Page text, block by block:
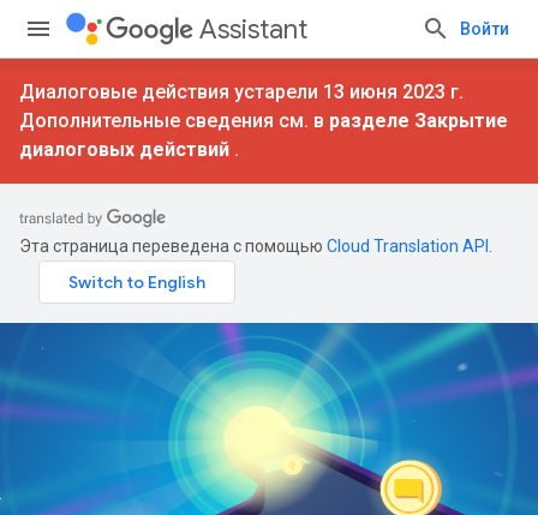
Assistant Войти
Диалоговые действия устарели 13 июня 2023 г.
Дополнительные сведения см. в разделе Закрытие
диалоговых действий .
Эта страница переведена с помощью Cloud Translation API